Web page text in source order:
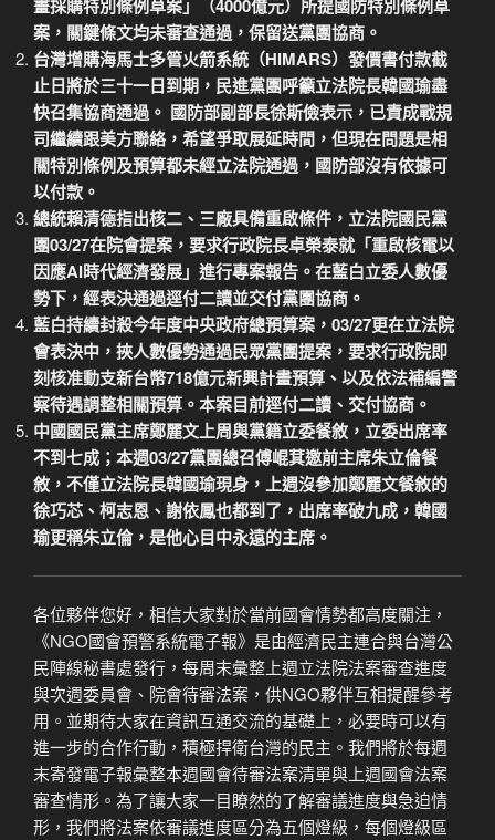
畫採購特別條例草案」（4000億元）所提國防特別條例草
案，關鍵條文均未審查通過，保留送黨團協商。
台灣增購海馬士多管火箭系統（HIMARS）發價書付款截
止日將於三十一日到期，民進黨團呼籲立法院長韓國瑜盡
快召集協商通過。 國防部副部長徐斯儉表示，已責成戰規
司繼續跟美方聯絡，希望爭取展延時間，但現在問題是相
關特別條例及預算都未經立法院通過，國防部沒有依據可
以付款。
總統賴清德指出核二、三廠具備重啟條件，立法院國民黨
團03/27在院會提案，要求行政院長卓榮泰就「重啟核電以
因應AI時代經濟發展」進行專案報告。在藍白立委人數優
勢下，經表決通過逕付二讀並交付黨團協商。
藍白持續封殺今年度中央政府總預算案，03/27更在立法院
會表決中，挾人數優勢通過民眾黨團提案，要求行政院即
刻核准動支新台幣718億元新興計畫預算、以及依法補編警
察待遇調整相關預算。本案目前逕付二讀、交付協商。
中國國民黨主席鄭麗文上周與黨籍立委餐敘，立委出席率
不到七成；本週03/27黨團總召傅崐萁邀前主席朱立倫餐
敘，不僅立法院長韓國瑜現身，上週沒參加鄭麗文餐敘的
徐巧芯、柯志恩、謝依鳳也都到了，出席率破九成，韓國
瑜更稱朱立倫，是他心目中永遠的主席。
各位夥伴您好，相信大家對於當前國會情勢都高度關注，
《NGO國會預警系統電子報》是由經濟民主連合與台灣公
民陣線秘書處發行，每周末彙整上週立法院法案審查進度
與次週委員會、院會待審法案，供NGO夥伴互相提醒參考
用。並期待大家在資訊互通交流的基礎上，必要時可以有
進一步的合作行動，積極捍衛台灣的民主。我們將於每週
末寄發電子報彙整本週國會待審法案清單與上週國會法案
審查情形。為了讓大家一目瞭然的了解審議進度與急迫情
形，我們將法案依審議進度區分為五個燈級，每個燈級區